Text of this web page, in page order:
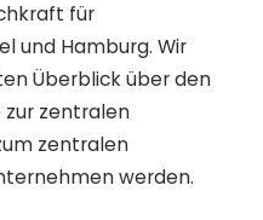
für
und Hamburg. Wir
Überblick über den
zur zentralen
zentralen
werden.